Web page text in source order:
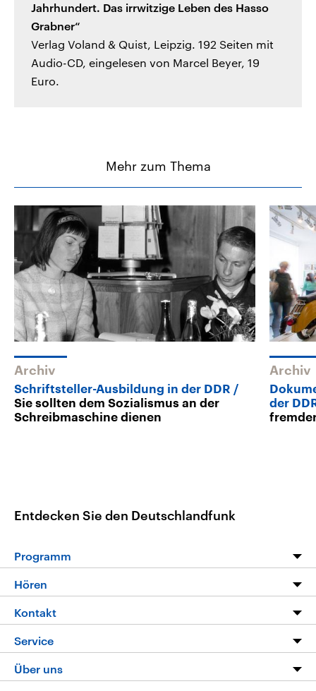
Jahrhundert. Das irrwitzige Leben des Hasso
Grabner“
Verlag Voland & Quist, Leipzig. 192 Seiten mit
Audio-CD, eingelesen von Marcel Beyer, 19
Euro.
Mehr zum Thema
Archiv
Schriftsteller-Ausbildung in der DDR
Sie sollten dem Sozialismus an der
Schreibmaschine dienen
Archiv
der
Entdecken Sie den Deutschlandfunk
Programm
Programm
Die Nachrichten
Nachrichtenleicht
Neue Beiträge auf dlf.de
Hören
Livestream
Podcasts
Deutschlandfunk App
Kontakt
Hörerservice
Service
FAQ
Über uns